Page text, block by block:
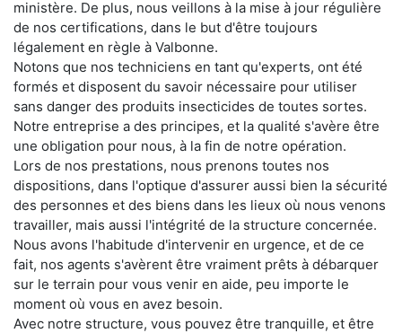
ministère. De plus, nous veillons à la mise à jour régulière
de nos certifications, dans le but d'être toujours
légalement en règle à Valbonne.
Notons que nos techniciens en tant qu'experts, ont été
formés et disposent du savoir nécessaire pour utiliser
sans danger des produits insecticides de toutes sortes.
Notre entreprise a des principes, et la qualité s'avère être
une obligation pour nous, à la fin de notre opération.
Lors de nos prestations, nous prenons toutes nos
dispositions, dans l'optique d'assurer aussi bien la sécurité
des personnes et des biens dans les lieux où nous venons
travailler, mais aussi l'intégrité de la structure concernée.
Nous avons l'habitude d'intervenir en urgence, et de ce
fait, nos agents s'avèrent être vraiment prêts à débarquer
sur le terrain pour vous venir en aide, peu importe le
moment où vous en avez besoin.
Avec notre structure, vous pouvez être tranquille, et être